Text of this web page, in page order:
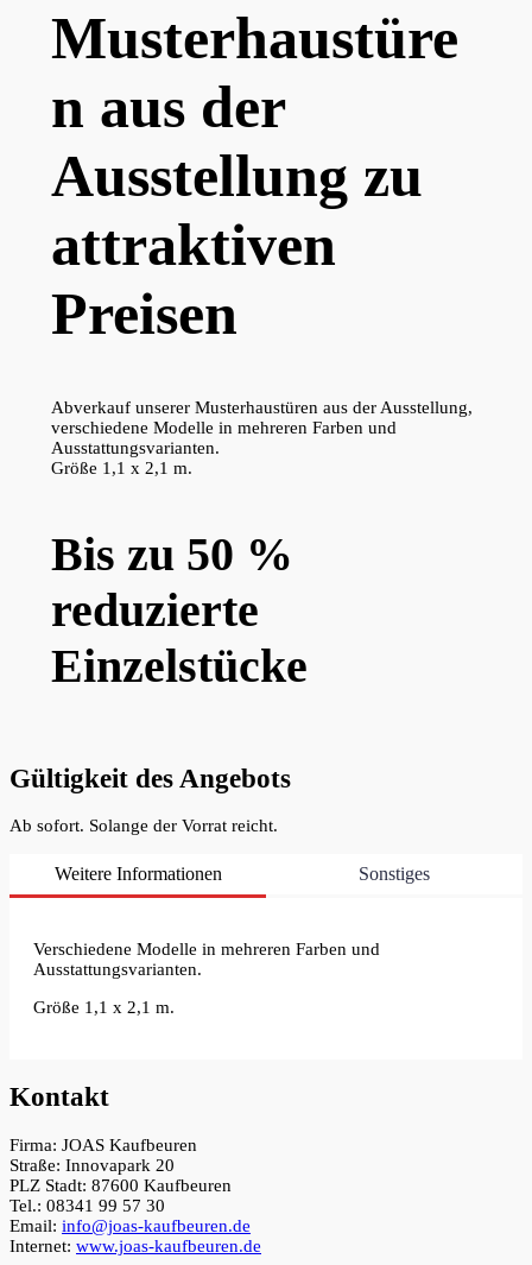
Musterhaustüre
n aus der
Ausstellung zu
attraktiven
Preisen
Abverkauf unserer Musterhaustüren aus der Ausstellung,
verschiedene Modelle in mehreren Farben und
Ausstattungsvarianten.
Größe 1,1 x 2,1 m.
Bis zu 50 %
reduzierte
Einzelstücke
Gültigkeit des Angebots
Ab sofort. Solange der Vorrat reicht.
Weitere Informationen Sonstiges
Verschiedene Modelle in mehreren Farben und
Ausstattungsvarianten.
Größe 1,1 x 2,1 m.
Kontakt
Firma: JOAS Kaufbeuren
Straße: Innovapark 20
PLZ Stadt: 87600 Kaufbeuren
Tel.: 08341 99 57 30
Email: info@joas-kaufbeuren.de
Internet: www.joas-kaufbeuren.de